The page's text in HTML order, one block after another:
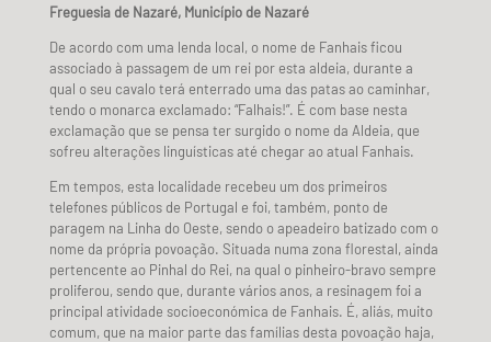
Freguesia de Nazaré, Município de Nazaré
De acordo com uma lenda local, o nome de Fanhais ficou
associado à passagem de um rei por esta aldeia, durante a
qual o seu cavalo terá enterrado uma das patas ao caminhar,
tendo o monarca exclamado: “Falhais!”. É com base nesta
exclamação que se pensa ter surgido o nome da Aldeia, que
sofreu alterações linguísticas até chegar ao atual Fanhais.
Em tempos, esta localidade recebeu um dos primeiros
telefones públicos de Portugal e foi, também, ponto de
paragem na Linha do Oeste, sendo o apeadeiro batizado com o
nome da própria povoação. Situada numa zona florestal, ainda
pertencente ao Pinhal do Rei, na qual o pinheiro-bravo sempre
proliferou, sendo que, durante vários anos, a resinagem foi a
principal atividade socioeconómica de Fanhais. É, aliás, muito
comum, que na maior parte das famílias desta povoação haja,